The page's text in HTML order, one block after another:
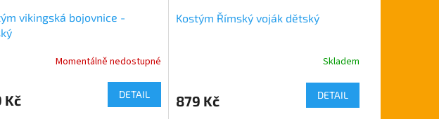
vikingská bojovnice -
Momentálně nedostupné
Kč DETAIL
Kostým Římský voják dětský
Skladem
879 Kč DETAIL